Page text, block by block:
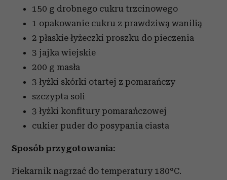
150 g drobnego cukru trzcinowego
1 opakowanie cukru z prawdziwą wanilią
2 płaskie łyżeczki proszku do pieczenia
3 jajka wiejskie
200 g masła
3 łyżki skórki otartej z pomarańczy
szczypta soli
3 łyżki konfitury pomarańczowej
cukier puder do posypania ciasta
Sposób przygotowania:
Piekarnik nagrzać do temperatury 180°C.